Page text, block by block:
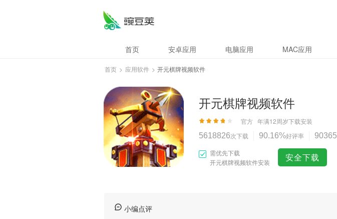
首页 安卓应用 电脑应用 MAC应用
首页 > 应用软件 > 开元棋牌视频软件
开元棋牌视频软件
官方 年满12周岁下载安装
5618826次下载 90.16%好评率 90365
需优先下载
开元棋牌视频软件安装
安全下载
小编点评